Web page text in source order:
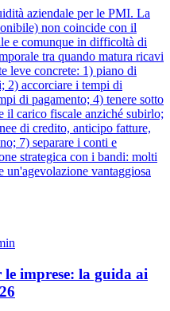
aziendale per le PMI. La
non coincide con il
e comunque in difficoltà di
tra quando matura ricavi
leve concrete: 1) piano di
2) accorciare i tempi di
di pagamento; 4) tenere sotto
carico fiscale anziché subirlo;
di credito, anticipo fatture,
7) separare i conti e
strategica con i bandi: molti
vantaggiosa
imprese: la guida ai